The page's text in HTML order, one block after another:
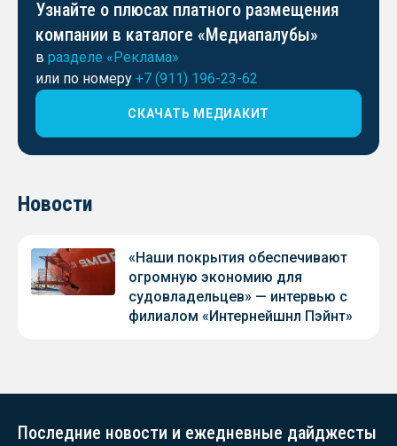
Узнайте о плюсах платного размещения
компании в каталоге «Медиапалубы»
в разделе «Реклама»
или по номеру +7 (911) 196-23-62
СКАЧАТЬ МЕДИАКИТ
Новости
«Наши покрытия обеспечивают
огромную экономию для
судовладельцев» — интервью с
филиалом «Интернейшнл Пэйнт»
Последние новости и ежедневные дайджесты